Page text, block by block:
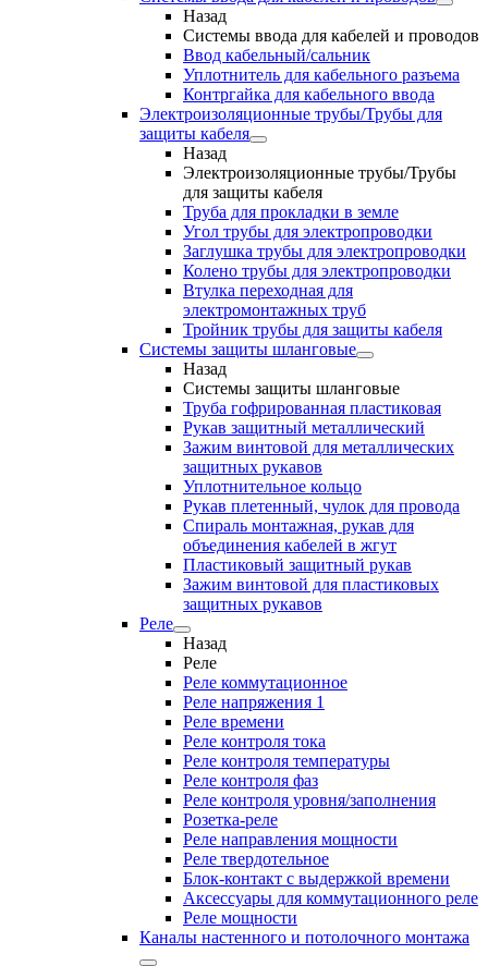
Назад
Системы ввода для кабелей и проводов
Ввод кабельный/сальник
Уплотнитель для кабельного разъема
Контргайка для кабельного ввода
Электроизоляционные трубы/Трубы для
защиты кабеля
Назад
Электроизоляционные трубы/Трубы
для защиты кабеля
Труба для прокладки в земле
Угол трубы для электропроводки
Заглушка трубы для электропроводки
Колено трубы для электропроводки
Втулка переходная для
электромонтажных труб
Тройник трубы для защиты кабеля
Системы защиты шланговые
Назад
Системы защиты шланговые
Труба гофрированная пластиковая
Рукав защитный металлический
Зажим винтовой для металлических
защитных рукавов
Уплотнительное кольцо
Рукав плетенный, чулок для провода
Спираль монтажная, рукав для
объединения кабелей в жгут
Пластиковый защитный рукав
Зажим винтовой для пластиковых
защитных рукавов
Реле
Назад
Реле
Реле коммутационное
Реле напряжения 1
Реле времени
Реле контроля тока
Реле контроля температуры
Реле контроля фаз
Реле контроля уровня/заполнения
Розетка-реле
Реле направления мощности
Реле твердотельное
Блок-контакт с выдержкой времени
Аксессуары для коммутационного реле
Реле мощности
Каналы настенного и потолочного монтажа